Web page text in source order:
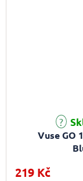
Vuse GO
Průměrné
219 Kč